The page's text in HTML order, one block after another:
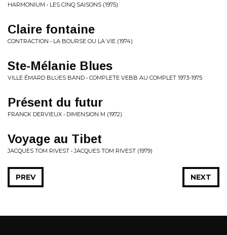
HARMONIUM • LES CINQ SAISONS (1975)
Claire fontaine
CONTRACTION • LA BOURSE OU LA VIE (1974)
Ste-Mélanie Blues
VILLE ÉMARD BLUES BAND • COMPLETE VEBB AU COMPLET 1973-1975
Présent du futur
FRANCK DERVIEUX • DIMENSION M (1972)
Voyage au Tibet
JACQUES TOM RIVEST • JACQUES TOM RIVEST (1979)
NEXT
PREV